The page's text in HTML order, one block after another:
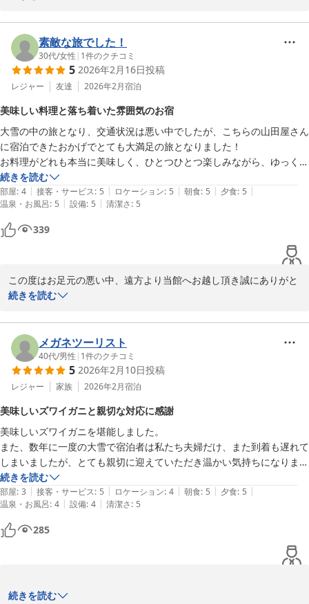
またお忙しい中、素敵なお写真と一緒に大変寛容なお声をお寄せ頂
き心より感謝申し上げます。
お客様に山田屋の味をご堪能頂き、またお口に合ったご様子でうれ
しい限りです。
清掃につきまして、高評価を賜り大変嬉しく存じます。当館は各客
ます。
今回ご宿泊いただいた客室【春潮】は、窓の外に日本海の雄大な景
色が一望できる人気のお部屋です。日常から離れて、閑静な港町で
穏やかなひと時を
お過ごしいただけておりましたら幸いにございます。
どうぞ鳥取へお越しの際はまたお目にかかれますことを楽しみにし
ております。
この度は、寛容なお声を口コミ投稿頂き誠にありがとうございまし
た。
味覚のお宿 山田屋
素敵な旅でした！
30代/女性 | 1件のクチコミ
5 2026年2月16日投稿
レジャー 友達 2026年2月宿泊
美味しい料理と落ち着いた雰囲気のお宿
大雪の中の旅となり、交通状況は悪い中でしたが、こちらの山田屋さん
に宿泊できたおかげでとても大満足の旅となりました！
お料理がどれも本当に美味しく、ひとつひとつ楽しみながら、ゆっくり
味わっていただきました。
お宿の雰囲気はとても落ち着いており、とても過ごしやすかったです。
お風呂からの展望もよく、素敵でした。
ひとつだけ、雪の日で冷えていたため、部屋の暖房がなかなかあたたま
らず、足元に寒さを感じましたが、お風呂に入った後はポカポカになり
ました。その点のみ、星4にさせていただいてますが、とてもいいお宿
無事帰るのお守りもありがたく、安全に帰宅できました。ありがとうご
ざいました！
続きを読む
部屋: 4 | 接客・サービス: 5 | ロケーション: 5 | 朝食: 5 | 夕食: 5 |
温泉・お風呂: 5 | 設備: 5 | 清潔さ: 5
339
この度はお足元の悪い中、遠方より当館へお越し頂き誠にありがと
うございます。
またお忙しい中、素敵なお写真と一緒に大変寛容なお声をお寄せ頂
き心より感謝申し上げます。
ほとんどすべての項目につきまして満点の高評価を賜り、スタッフ
一同大変励みになっております。
お写真に写っている水物の「八女抹茶と和三盆のアイス」は自家製
お口に合っておりましたら嬉しい限りです。
しかしながら、お部屋の暖房が効くのにお時間を頂いてしまいご不
便をおかけいたしました。お足元用に小型ファンヒーターを数台用
意してございますので、どうぞ遠慮なくお申し付けくださいませ。
ただいまの季節は天然岩牡蠣「夏輝」が旬を迎えておりますので、
是非次回は夏の鳥取へお待ち申しております。
この度は、寛容なお声を口コミ投稿頂き誠にありがとうございまし
た。
どうぞご自愛くださいませ。
2026-06-11
続きを読む
メガネツーリスト
40代/男性 | 1件のクチコミ
5 2026年2月10日投稿
レジャー 家族 2026年2月宿泊
美味しいズワイガニと親切な対応に感謝
美味しいズワイガニを堪能しました。
また、数年に一度の大雪で宿泊者は私たち夫婦だけ、また到着も遅れて
しまいましたが、とても親切に迎えていただき温かい気持ちになりまし
た。
続きを読む
部屋: 3 | 接客・サービス: 5 | ロケーション: 4 | 朝食: 5 | 夕食: 5 |
温泉・お風呂: 4 | 設備: 4 | 清潔さ: 5
285
この度はお足元の悪い中、遠方より当館へお越し頂き誠にありがと
続きを読む